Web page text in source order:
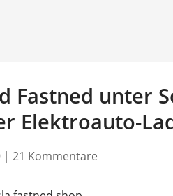
Fastned unter
Elektroauto-
| 21 Kommentare